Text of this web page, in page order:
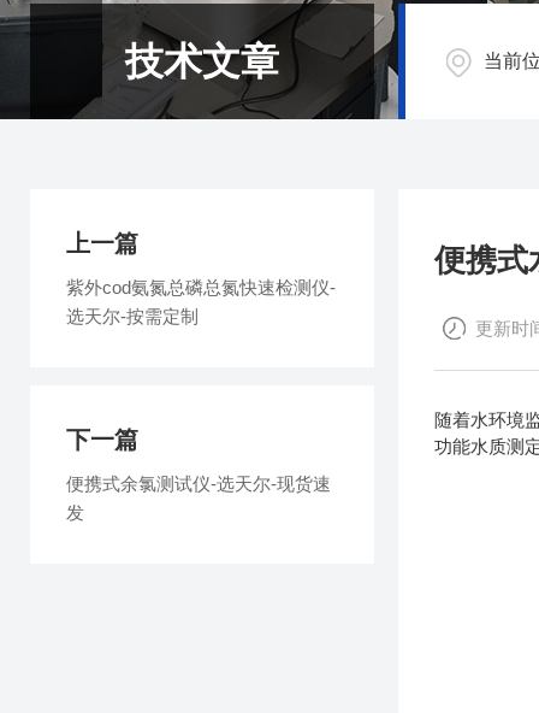
技术文章 当前
便携式
更新时
随着水环境
功能水质测
上一篇
紫外cod氨氮总磷总氮快速检测仪-
选天尔-按需定制
下一篇
便携式余氯测试仪-选天尔-现货速
发